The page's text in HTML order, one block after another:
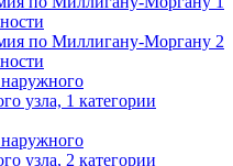
по Миллигану-Моргану 2
узла, 1 категории
узла, 2 категории